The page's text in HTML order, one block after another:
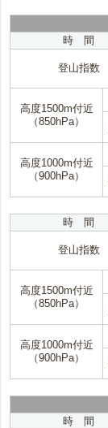
時 間
登山指数
高度1500m付近
（850hPa）
高度1000m付近
（900hPa）
時 間
登山指数
高度1500m付近
（850hPa）
高度1000m付近
（900hPa）
時 間